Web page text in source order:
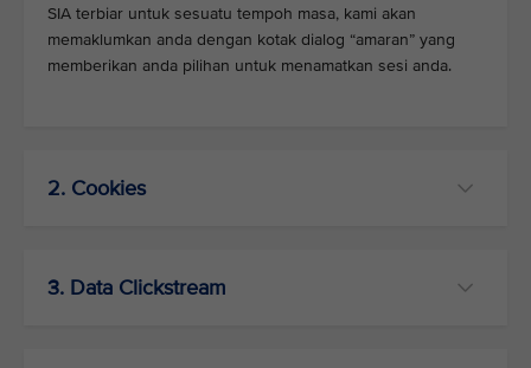
SIA terbiar untuk sesuatu tempoh masa, kami akan
memaklumkan anda dengan kotak dialog “amaran” yang
memberikan anda pilihan untuk menamatkan sesi anda.
2. Cookies
3. Data Clickstream